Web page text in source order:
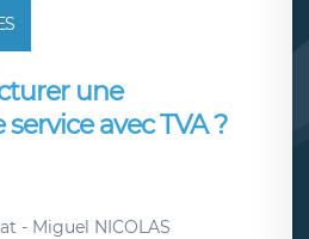
une
avec TVA ?
- Miguel NICOLAS